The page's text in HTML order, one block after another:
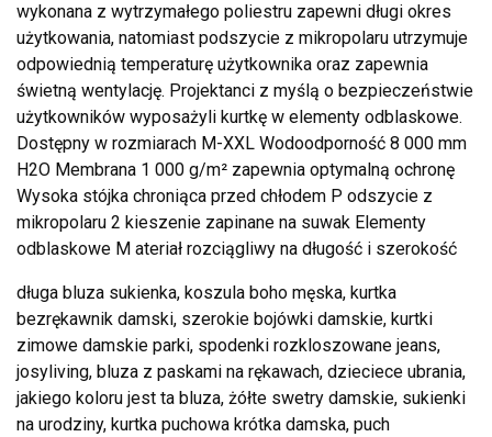
wykonana z wytrzymałego poliestru zapewni długi okres
użytkowania, natomiast podszycie z mikropolaru utrzymuje
odpowiednią temperaturę użytkownika oraz zapewnia
świetną wentylację. Projektanci z myślą o bezpieczeństwie
użytkowników wyposażyli kurtkę w elementy odblaskowe.
Dostępny w rozmiarach M-XXL Wodoodporność 8 000 mm
H2O Membrana 1 000 g/m² zapewnia optymalną ochronę
Wysoka stójka chroniąca przed chłodem P odszycie z
mikropolaru 2 kieszenie zapinane na suwak Elementy
odblaskowe M ateriał rozciągliwy na długość i szerokość
długa bluza sukienka, koszula boho męska, kurtka
bezrękawnik damski, szerokie bojówki damskie, kurtki
zimowe damskie parki, spodenki rozkloszowane jeans,
josyliving, bluza z paskami na rękawach, dzieciece ubrania,
jakiego koloru jest ta bluza, żółte swetry damskie, sukienki
na urodziny, kurtka puchowa krótka damska, puch